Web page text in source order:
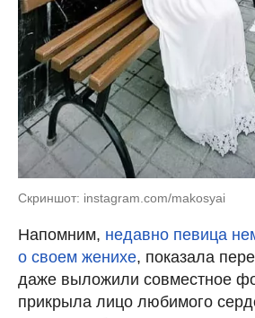
Скриншот: instagram.com/makosyai
Напомним, недавно певица
о своем женихе, показала
даже выложили совместное
прикрыла лицо любимого